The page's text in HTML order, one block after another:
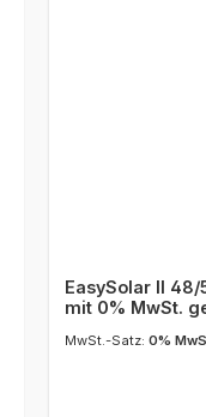
EasySolar II
mit 0% MwSt.
MwSt.-Satz: 0%